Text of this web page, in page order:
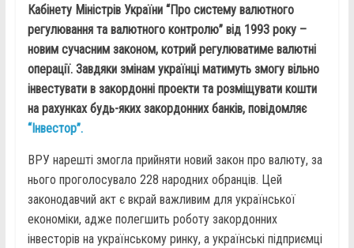
Кабінету Міністрів України “Про систему валютного
регулювання та валютного контролю” від 1993 року –
новим сучасним законом, котрий регулюватиме валютні
операції. Завдяки змінам українці матимуть змогу вільно
інвестувати в закордонні проекти та розміщувати кошти
на рахунках будь-яких закордонних банків, повідомляє
“Інвестор”.
ВРУ нарешті змогла прийняти новий закон про валюту, за
нього проголосувало 228 народних обранців. Цей
законодавчий акт є вкрай важливим для української
економіки, адже полегшить роботу закордонних
інвесторів на українському ринку, а українські підприємці